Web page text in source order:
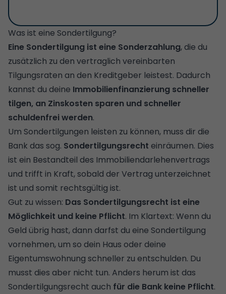
Was ist eine Sondertilgung?
Eine Sondertilgung ist eine Sonderzahlung, die du
zusätzlich zu den vertraglich vereinbarten
Tilgungsraten an den Kreditgeber leistest. Dadurch
kannst du deine Immobilienfinanzierung schneller
tilgen, an Zinskosten sparen und schneller
schuldenfrei werden.
Um Sondertilgungen leisten zu können, muss dir die
Bank das sog. Sondertilgungsrecht einräumen. Dies
ist ein Bestandteil des Immobiliendarlehenvertrags
und trifft in Kraft, sobald der Vertrag unterzeichnet
ist und somit rechtsgültig ist.
Gut zu wissen: Das Sondertilgungsrecht ist eine
Möglichkeit und keine Pflicht. Im Klartext: Wenn du
Geld übrig hast, dann darfst du eine Sondertilgung
vornehmen, um so dein Haus oder deine
Eigentumswohnung schneller zu entschulden. Du
musst dies aber nicht tun. Anders herum ist das
Sondertilgungsrecht auch für die Bank keine Pflicht.